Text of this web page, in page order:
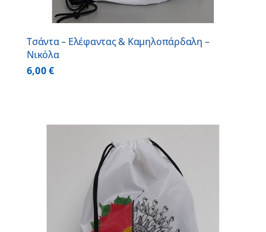
Τσάντα – Ελέφαντας & Καμηλοπάρδαλη –
Νικόλα
6,00€